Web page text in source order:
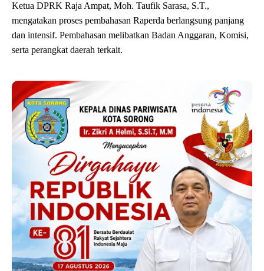
‎Ketua DPRK Raja Ampat, Moh. Taufik Sarasa, S.T.,
mengatakan proses pembahasan Raperda berlangsung panjang
dan intensif. Pembahasan melibatkan Badan Anggaran, Komisi,
serta perangkat daerah terkait.